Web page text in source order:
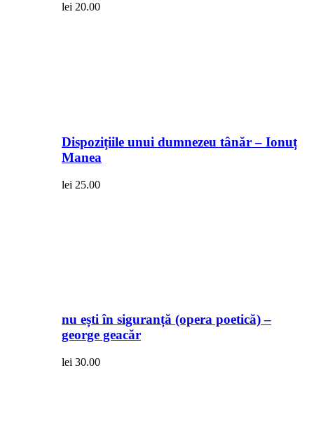
lei 20.00
Dispozițiile unui dumnezeu tânăr – Ionuț
Manea
lei 25.00
nu ești în siguranță (opera poetică) –
george geacăr
lei 30.00